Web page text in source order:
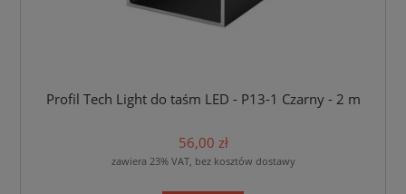
Profil Tech Light do taśm LED - P13-1 Czarny - 2 m
56,00 zł
zawiera 23% VAT, bez kosztów dostawy